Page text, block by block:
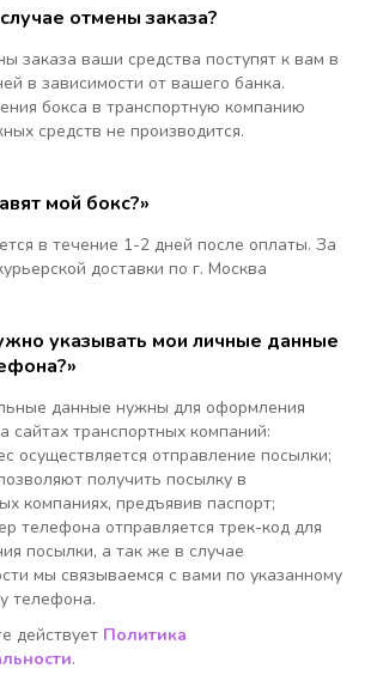
отмены заказа?
заказа ваши средства поступят к вам в
в зависимости от вашего банка.
бокса в транспортную компанию
средств не производится.
мой бокс?»
в течение 1-2 дней после оплаты. За
доставки по г. Москва
указывать мои личные данные
данные нужны для оформления
сайтах транспортных компаний:
осуществляется отправление посылки;
получить посылку в
компаниях, предъявив паспорт;
телефона отправляется трек-код для
посылки, а так же в случае
мы связываемся с вами по указанному
телефона.
действует Политика
.